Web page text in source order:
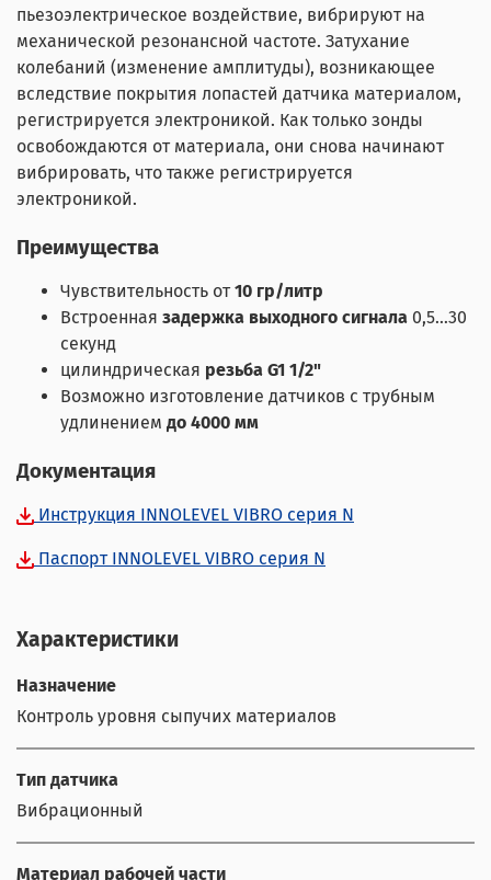
пьезоэлектрическое воздействие, вибрируют на
механической резонансной частоте. Затухание
колебаний (изменение амплитуды), возникающее
вследствие покрытия лопастей датчика материалом,
регистрируется электроникой. Как только зонды
освобождаются от материала, они снова начинают
вибрировать, что также регистрируется
электроникой.
Преимущества
Чувствительность от10 гр/литр
Встроенная задержка выходного сигнала 0,5…30
секунд
цилиндрическая резьба G1 1/2"
Возможно изготовление датчиков с трубным
удлинением до 4000 мм
Документация
Инструкция INNOLEVEL VIBRO серия N
Паспорт INNOLEVEL VIBRO серия N
Характеристики
Назначение
Контроль уровня сыпучих материалов
Тип датчика
Вибрационный
Материал рабочей части